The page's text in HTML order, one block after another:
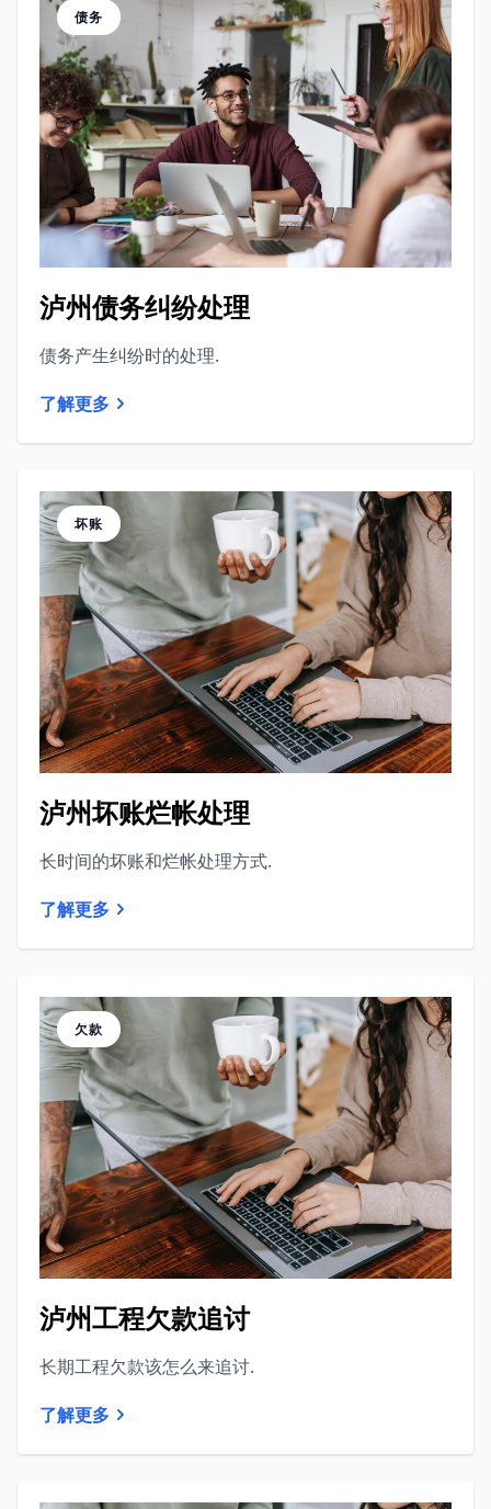
债务
泸州债务纠纷处理
债务产生纠纷时的处理.
了解更多
坏账
泸州坏账烂帐处理
长时间的坏账和烂帐处理方式.
了解更多
欠款
泸州工程欠款追讨
长期工程欠款该怎么来追讨.
了解更多